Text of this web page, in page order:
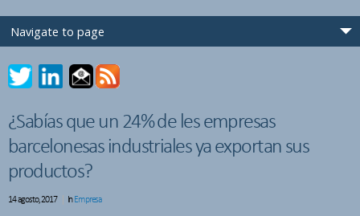
¿Sabías que un 24% de les empresas
barcelonesas industriales ya exportan sus
productos?
14 agosto, 2017 In Empresa